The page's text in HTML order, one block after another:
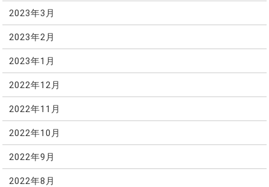
2023年3月
2023年2月
2023年1月
2022年12月
2022年11月
2022年10月
2022年9月
2022年8月